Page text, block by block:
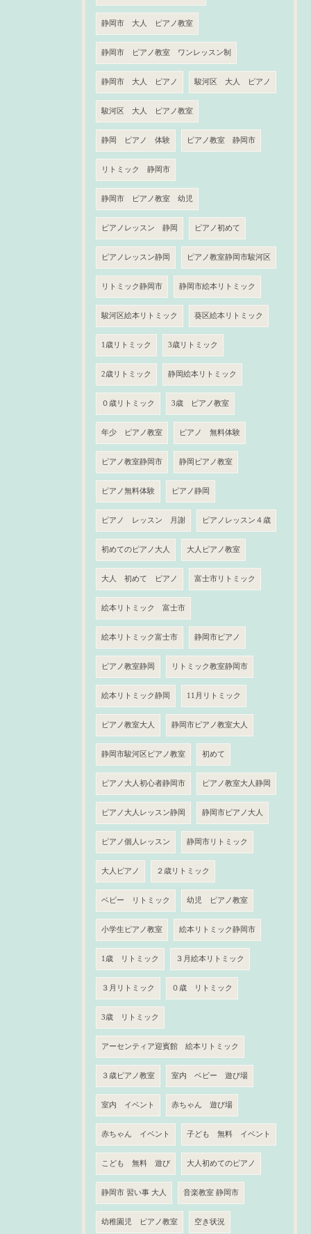
静岡市 大人 ピアノ教室
静岡市 ピアノ教室 ワンレッスン制
静岡市 大人 ピアノ 駿河区 大人 ピアノ
駿河区 大人 ピアノ教室
静岡 ピアノ 体験 ピアノ教室 静岡市
リトミック 静岡市
静岡市 ピアノ教室 幼児
ピアノレッスン 静岡 ピアノ初めて
ピアノレッスン静岡 ピアノ教室静岡市駿河区
リトミック静岡市 静岡市絵本リトミック
駿河区絵本リトミック 葵区絵本リトミック
1歳リトミック 3歳リトミック
2歳リトミック 静岡絵本リトミック
０歳リトミック 3歳 ピアノ教室
年少 ピアノ教室 ピアノ 無料体験
ピアノ教室静岡市 静岡ピアノ教室
ピアノ無料体験 ピアノ静岡
ピアノ レッスン 月謝 ピアノレッスン４歳
初めてのピアノ大人 大人ピアノ教室
大人 初めて ピアノ 富士市リトミック
絵本リトミック 富士市
絵本リトミック富士市 静岡市ピアノ
ピアノ教室静岡 リトミック教室静岡市
絵本リトミック静岡 11月リトミック
ピアノ教室大人 静岡市ピアノ教室大人
静岡市駿河区ピアノ教室 初めて
ピアノ大人初心者静岡市 ピアノ教室大人静岡
ピアノ大人レッスン静岡 静岡市ピアノ大人
ピアノ個人レッスン 静岡市リトミック
大人ピアノ ２歳リトミック
ベビー リトミック 幼児 ピアノ教室
小学生ピアノ教室 絵本リトミック静岡市
1歳 リトミック ３月絵本リトミック
３月リトミック ０歳 リトミック
3歳 リトミック
アーセンティア迎賓館 絵本リトミック
３歳ピアノ教室 室内 ベビー 遊び場
室内 イベント 赤ちゃん 遊び場
赤ちゃん イベント 子ども 無料 イベント
こども 無料 遊び 大人初めてのピアノ
静岡市 習い事 大人 音楽教室 静岡市
幼稚園児 ピアノ教室 空き状況